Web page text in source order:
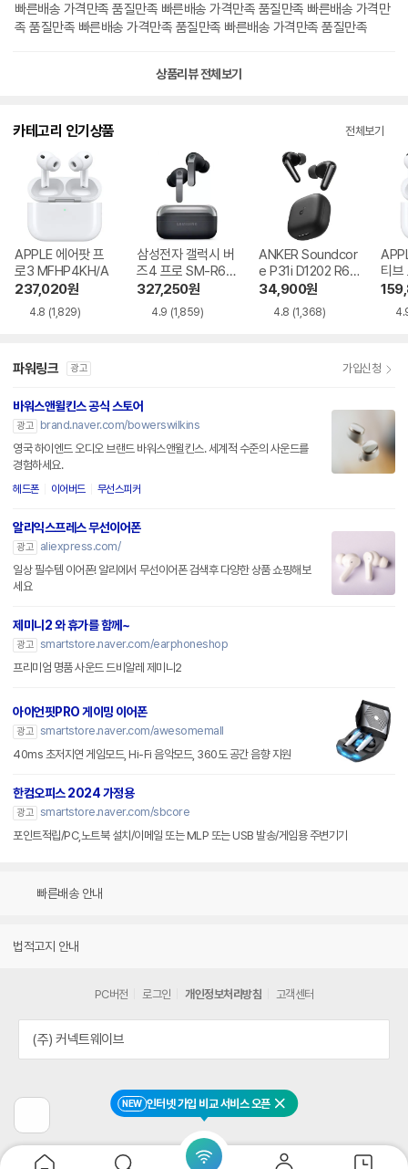
NEW 인터넷 가입 비교 서비스 오픈 닫기
빠른배송 가격만족 품질만족 빠른배송 가격만족 품질만족 빠른배송 가격만
족 품질만족 빠른배송 가격만족 품질만족 빠른배송 가격만족 품질만족
상품리뷰 전체보기
카테고리 인기상품 전체보기
APPLE 에어팟 프
로3 MFHP4KH/A
237,020원
4.8 (1,829)
삼성전자 갤럭시 버
즈4 프로 SM-R64
0
327,250원
4.9 (1,859)
ANKER Soundcor
e P31i D1202 R60
i NC
34,900원
4.8 (1,368)
티브
파워링크 광고 가입신청
바워스앤윌킨스 공식 스토어
광고
brand.naver.com/bowerswilkins
영국 하이엔드 오디오 브랜드 바워스앤윌킨스. 세계적 수준의 사운드를
경험하세요.
헤드폰 이어버드 무선스피커
알리익스프레스 무선이어폰
광고
aliexpress.com/
일상 필수템 이어폰! 알리에서 무선이어폰 검색후 다양한 상품 쇼핑해보
세요
제미니2 와 휴가를 함께~
광고 smartstore.naver.com/earphoneshop
프리미엄 명품 사운드 드비알레 제미니2
아이언핏PRO 게이밍 이어폰
광고 smartstore.naver.com/awesomemall
40ms 초저지연 게임모드, Hi-Fi 음악모드, 360도 공간 음향 지원
한컴오피스 2024 가정용
광고 smartstore.naver.com/sbcore
포인트적립/PC,노트북 설치/이메일 또는 MLP 또는 USB 발송/게임용 주변기기
빠른배송 안내
법적고지 안내
전
페
이
PC버전 로그인 개인정보처리방침 고객센터
(주) 커넥트웨이브